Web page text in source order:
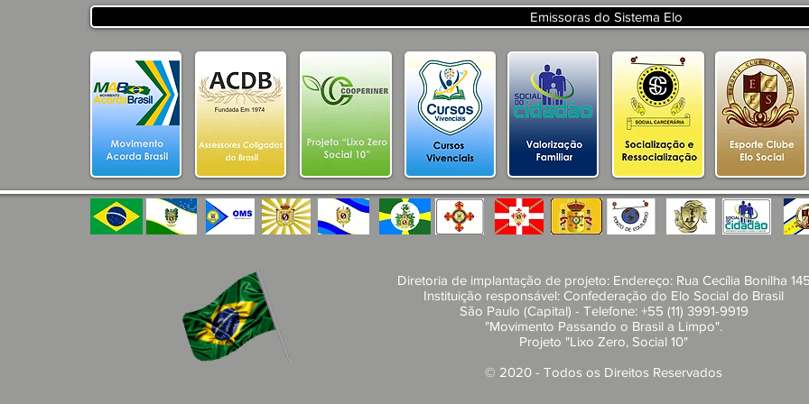
SECRETARIA DE
DESENVOLVIMENTO
PARAÍBA
SECRETARIA DE TURISMO E
DESENVOLVIMENTO
Emissoras do Sistema Elo
Diretoria de implantação de projeto: Endereço: Rua Cecília Bonilha
Instituição responsável: Confederação do Elo Social do Brasil
São Paulo (Capital) - Telefone: +55 (11) 3991-9919
"Movimento Passando o Brasil a Limpo".
Projeto "Lixo Zero, Social 10"​
​© 2020 - Todos os Direitos Reservados